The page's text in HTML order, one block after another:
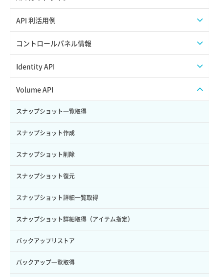
APIのご利用について
API 利活用例
APIでAPIサブユーザーを作成する
APIでVPSにISOイメージを挿入する
APIでVPSを作成する
コントロールパネル情報
APIユーザーを作成する
API情報を確認する
Identity API
Credential一覧取得
Credential作成
Credential削除
Credential詳細取得
サブユーザーからロールを紐づけ解除
サブユーザーにロールを紐づけ
サブユーザー一覧取得
サブユーザー作成
サブユーザー削除
Volume API
スナップショット一覧取得
スナップショット作成
スナップショット削除
スナップショット復元
スナップショット詳細一覧取得
スナップショット詳細取得（アイテム指定）
バックアップリストア
バックアップ一覧取得